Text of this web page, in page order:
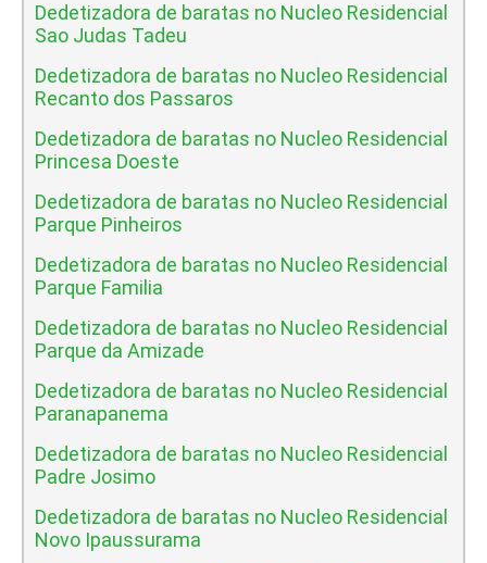
Dedetizadora de baratas no Nucleo Residencial
Sao Judas Tadeu
Dedetizadora de baratas no Nucleo Residencial
Recanto dos Passaros
Dedetizadora de baratas no Nucleo Residencial
Princesa Doeste
Dedetizadora de baratas no Nucleo Residencial
Parque Pinheiros
Dedetizadora de baratas no Nucleo Residencial
Parque Familia
Dedetizadora de baratas no Nucleo Residencial
Parque da Amizade
Dedetizadora de baratas no Nucleo Residencial
Paranapanema
Dedetizadora de baratas no Nucleo Residencial
Padre Josimo
Dedetizadora de baratas no Nucleo Residencial
Novo Ipaussurama